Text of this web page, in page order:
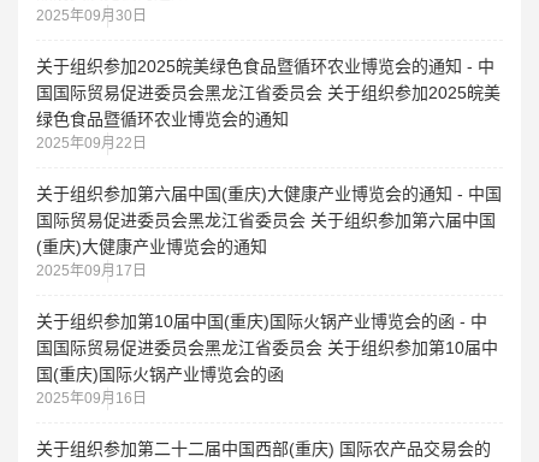
2025年09月30日
关于组织参加2025皖美绿色食品暨循环农业博览会的通知 - 中
国国际贸易促进委员会黑龙江省委员会 关于组织参加2025皖美
绿色食品暨循环农业博览会的通知
2025年09月22日
关于组织参加第六届中国(重庆)大健康产业博览会的通知 - 中国
国际贸易促进委员会黑龙江省委员会 关于组织参加第六届中国
(重庆)大健康产业博览会的通知
2025年09月17日
关于组织参加第10届中国(重庆)国际火锅产业博览会的函 - 中
国国际贸易促进委员会黑龙江省委员会 关于组织参加第10届中
国(重庆)国际火锅产业博览会的函
2025年09月16日
关于组织参加第二十二届中国西部(重庆) 国际农产品交易会的